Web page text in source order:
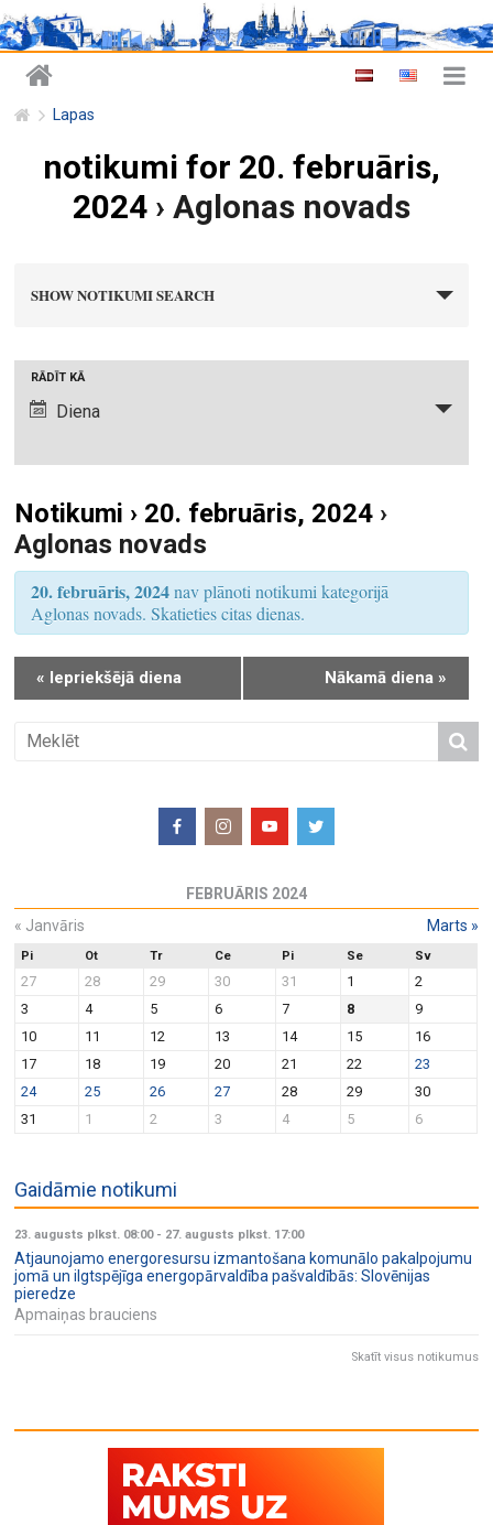
Lapas
notikumi for 20. februāris,
2024 › Aglonas novads
i
S
e
a
c
h
a
d
s
N
a
v
g
a
t
n
SHOW NOTIKUMI SEARCH
i
u
m
s
i
e
N
t
i
o
n
RĀDĪT KĀ
Diena
Notikumi › 20. februāris, 2024 ›
Aglonas novads
20. februāris, 2024nav plānoti notikumi kategorijā
Aglonas novads. Skatieties citas dienas.
« Iepriekšējā diena Nākamā diena »
FEBRUĀRIS 2024
« Janvāris Marts »
Pi Ot Tr Ce Pi Se Sv
27 28 29 30 31 1
2
3
4 5 6 7 8
9
10
11 12 13 14 15
16
17
18 19 20 21 22
23
24
25 26 27 28 29
30
31
1 2 3 4 5 6
Gaidāmie notikumi
23. augusts plkst. 08:00- 27. augusts plkst. 17:00
Atjaunojamo energoresursu izmantošana komunālo pakalpojumu
jomā un ilgtspējīga energopārvaldība pašvaldībās: Slovēnijas
pieredze
Apmaiņas brauciens
Skatīt visus notikumus